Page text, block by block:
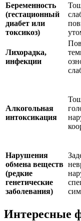
Беременность
(гестационный
диабет или
токсикоз)
Лихорадка,
инфекции
Алкогольная
интоксикация
Нарушения
обмена веществ
(редкие
генетические
заболевания)
Интересные